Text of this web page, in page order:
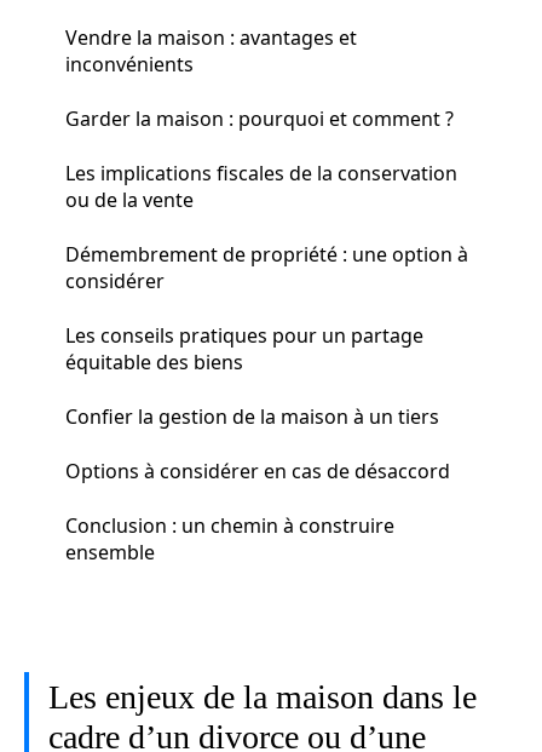
Vendre la maison : avantages et
inconvénients
Garder la maison : pourquoi et comment ?
Les implications fiscales de la conservation
ou de la vente
Démembrement de propriété : une option à
considérer
Les conseils pratiques pour un partage
équitable des biens
Confier la gestion de la maison à un tiers
Options à considérer en cas de désaccord
Conclusion : un chemin à construire
ensemble
Les enjeux de la maison dans le
cadre d’un divorce ou d’une